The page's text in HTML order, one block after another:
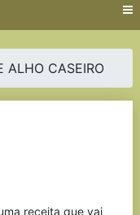
ALHO CASEIRO
receita que vai